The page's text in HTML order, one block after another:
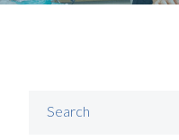
Search